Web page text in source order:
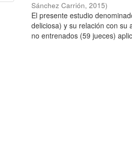
Sánchez Carrión,2015)
El presente estudio
deliciosa) y su relación con su
no entrenados (59 jueces)